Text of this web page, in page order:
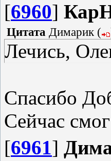
[6960]
Цитата Димарик(
Лечись,
Спасибо
Сейчас
[6961]